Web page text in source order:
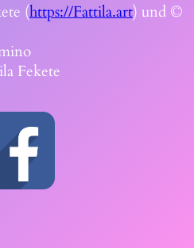
(https://Fattila.art) und ©
Fekete